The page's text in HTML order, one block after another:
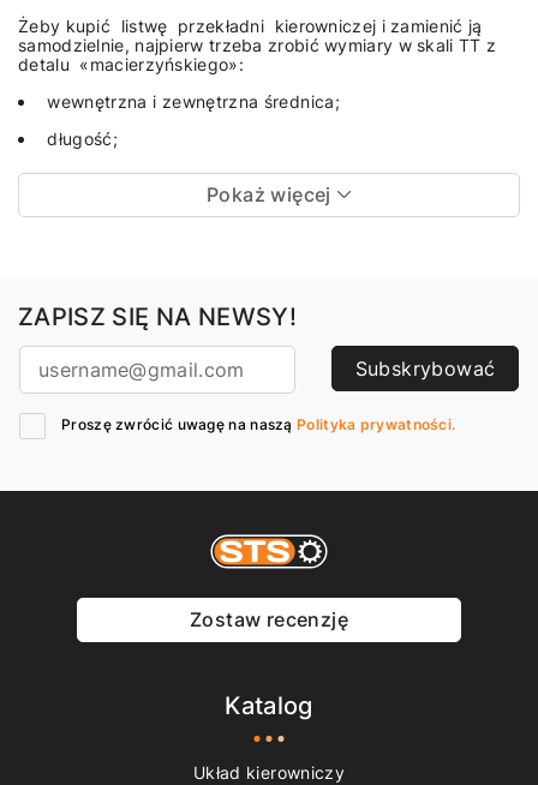
Żeby kupić listwę przekładni kierowniczej i zamienić ją
samodzielnie, najpierw trzeba zrobić wymiary w skali TT z
detalu «macierzyńskiego»:
wewnętrzna i zewnętrzna średnica;
długość;
Pokaż więcej
ZAPISZ SIĘ NA NEWSY!
Subskrybować
Proszę zwrócić uwagę na naszą Polityka prywatności.
Zostaw recenzję
Katalog
Układ kierowniczy